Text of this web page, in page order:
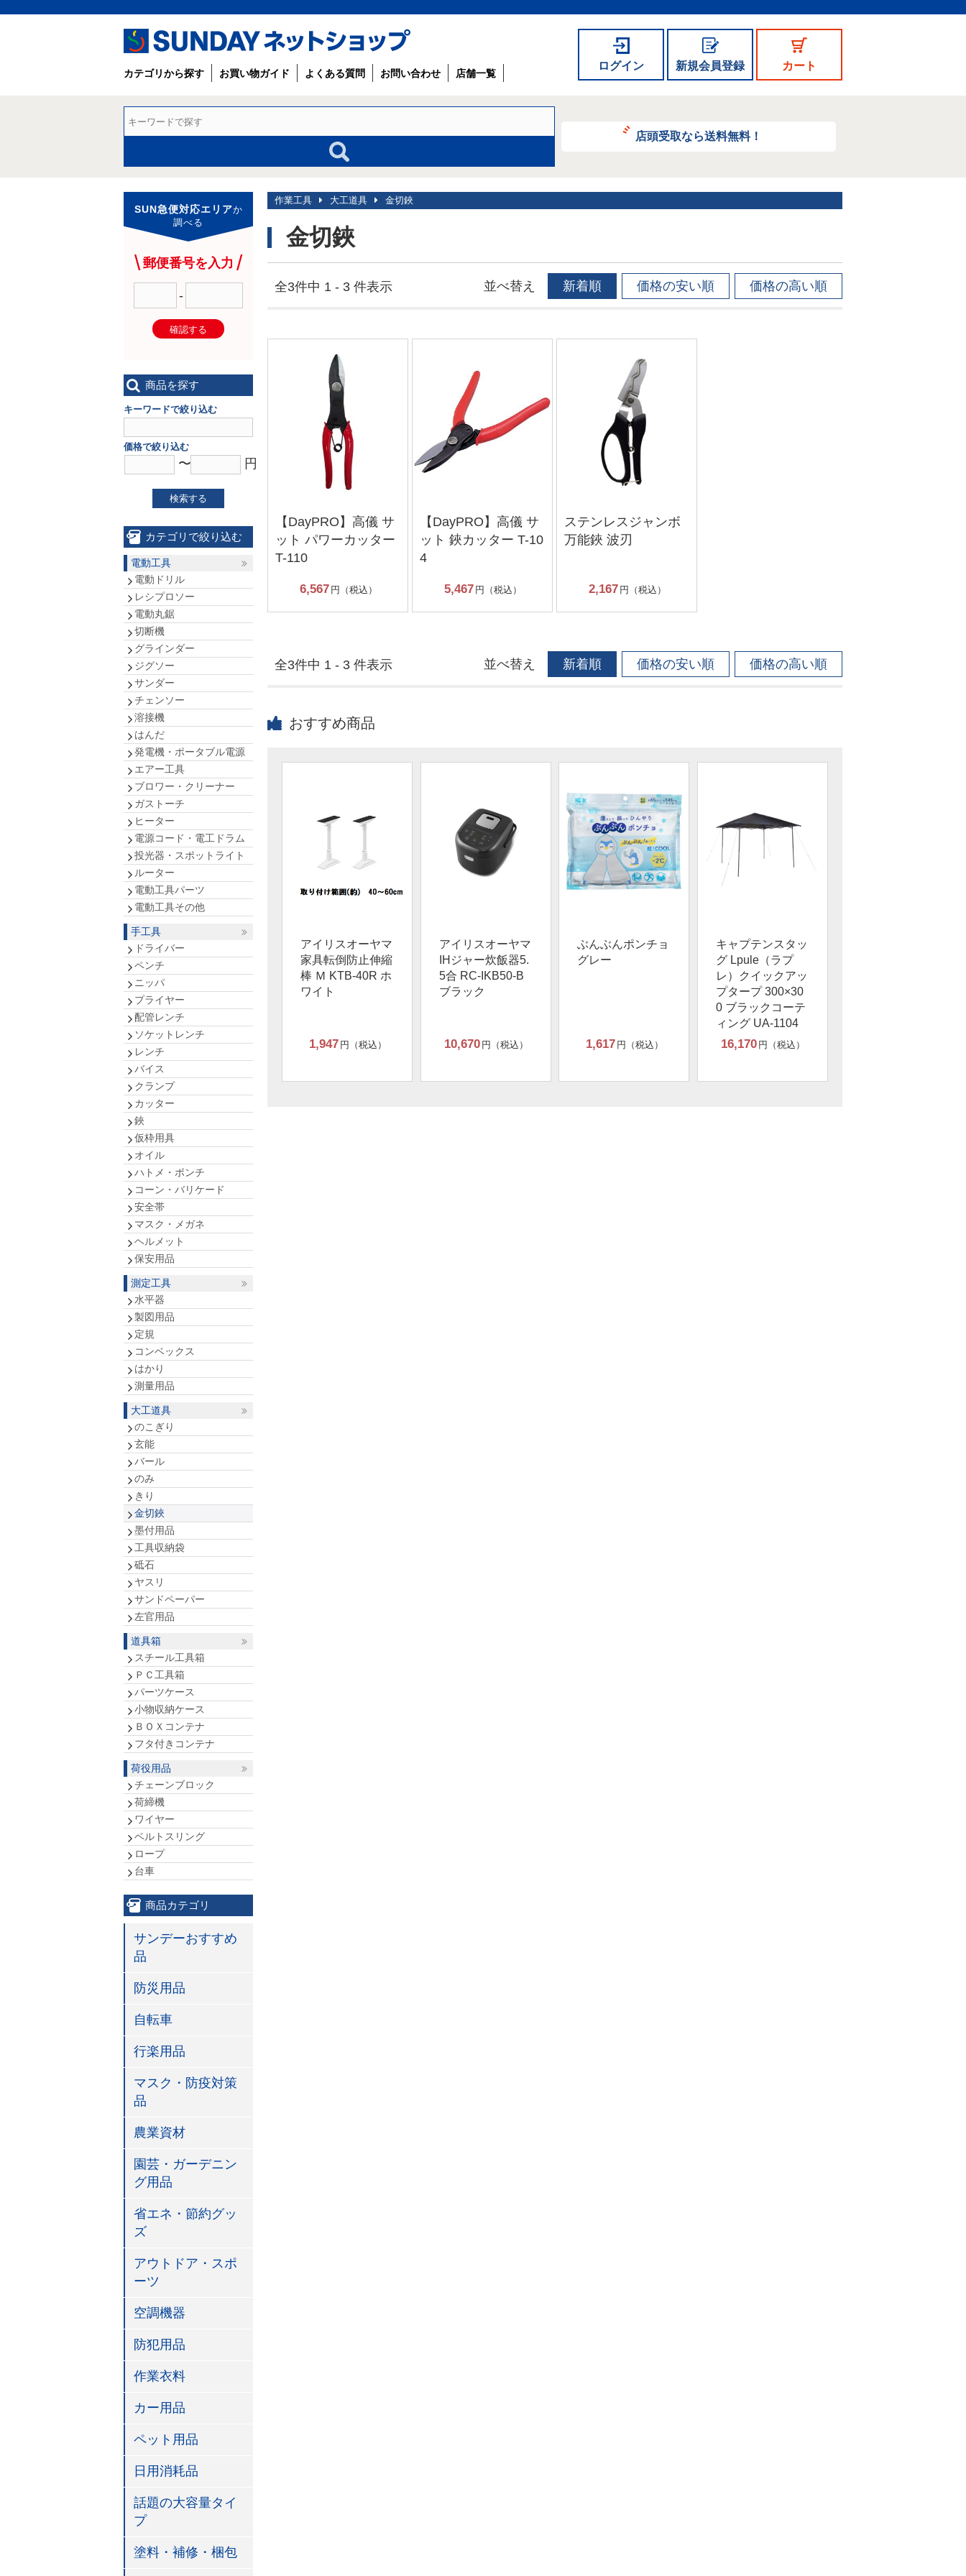
ログイン 新規会員登録 カート
カテゴリから探す お買い物ガイド よくある質問 お問い合わせ 店舗一覧
店頭受取なら送料無料！
作業工具 大工道具 金切鋏
金切鋏
全3件中 1 - 3 件表示 並べ替え 新着順 価格の安い順 価格の高い順
【DayPRO】高儀 サ
ット パワーカッター
T-110
6,567 円（税込）
【DayPRO】高儀 サ
ット 鋏カッター T-10
4
5,467 円（税込）
ステンレスジャンボ
万能鋏 波刃
2,167 円（税込）
全3件中 1 - 3 件表示 並べ替え 新着順 価格の安い順 価格の高い順
SUN急便対応エリアか
調べる
郵便番号を入力
-
確認する
商品を探す
キーワードで絞り込む
価格で絞り込む
〜 円
検索する
カテゴリで絞り込む
電動工具
電動ドリル
レシプロソー
電動丸鋸
切断機
グラインダー
ジグソー
サンダー
チェンソー
溶接機
はんだ
発電機・ポータブル電源
エアー工具
ブロワー・クリーナー
ガストーチ
ヒーター
電源コード・電工ドラム
投光器・スポットライト
ルーター
電動工具パーツ
電動工具その他
手工具
ドライバー
ペンチ
ニッパ
プライヤー
配管レンチ
ソケットレンチ
レンチ
バイス
クランプ
カッター
鋏
仮枠用具
オイル
ハトメ・ポンチ
コーン・バリケード
安全帯
マスク・メガネ
ヘルメット
保安用品
測定工具
水平器
製図用品
定規
コンベックス
はかり
測量用品
大工道具
のこぎり
玄能
バール
のみ
きり
金切鋏
墨付用品
工具収納袋
砥石
ヤスリ
サンドペーパー
左官用品
道具箱
スチール工具箱
ＰＣ工具箱
パーツケース
小物収納ケース
ＢＯＸコンテナ
フタ付きコンテナ
荷役用品
チェーンブロック
荷締機
ワイヤー
ベルトスリング
ロープ
台車
商品カテゴリ
サンデーおすすめ
品
防災用品
自転車
行楽用品
マスク・防疫対策
品
農業資材
園芸・ガーデニン
グ用品
省エネ・節約グッ
ズ
アウトドア・スポ
ーツ
空調機器
防犯用品
作業衣料
カー用品
ペット用品
日用消耗品
話題の大容量タイ
プ
塗料・補修・梱包
おすすめ商品
アイリスオーヤマ
家具転倒防止伸縮
棒 Ｍ KTB-40R ホ
ワイト
1,947 円（税込）
アイリスオーヤマ
IHジャー炊飯器5.
5合 RC-IKB50-B
ブラック
10,670 円（税込）
ぶんぶんポンチョ
グレー
1,617 円（税込）
キャプテンスタッ
グ Lpule（ラプ
レ）クイックアッ
プタープ 300×30
0 ブラックコーテ
ィング UA-1104
16,170 円（税込）